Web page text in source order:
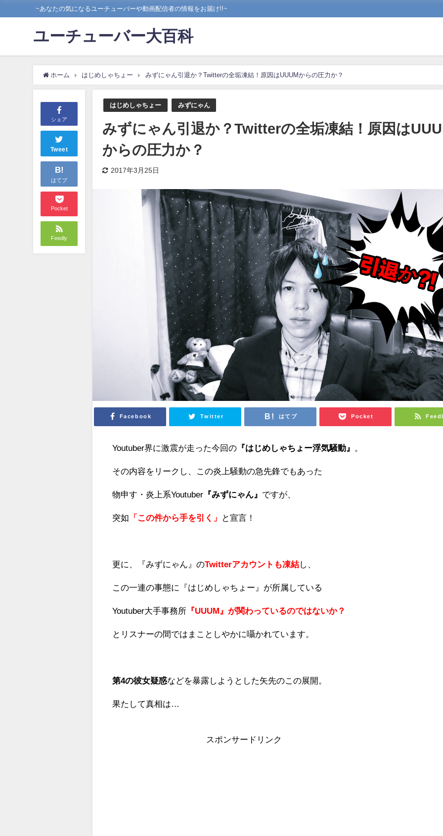
~あなたの気になるユーチューバーや動画配信者の情報をお届け!!~
ユーチューバー大百科
ホーム はじめしゃちょー みずにゃん引退か？Twitterの全垢凍結！原因はUUUMからの圧力か？
シェア
Tweet
B!
はてブ
Pocket
Feedly
はじめしゃちょー みずにゃん
みずにゃん引退か？Twitterの全垢凍結！原因は
からの圧力か？
2017年3月25日
Facebook Twitter はてブ Pocket
Youtuber界に激震が走った今回の 『はじめしゃちょー浮気騒動』
その内容をリークし、この炎上騒動の急先鋒でもあった
物申す・炎上系Youtuber 『みずにゃん』 ですが、
突如 「 この件から手を引く 」 と宣言！
更に、『みずにゃん』のTwitterアカウントも凍結し、
この一連の事態に『はじめしゃちょー』が所属している
Youtuber大手事務所 『UUUM』が関わっているのではないか？
とリスナーの間ではまことしやかに囁かれています。
第4の彼女疑惑などを暴露しようとした矢先のこの展開。
果たして真相は…
スポンサードリンク